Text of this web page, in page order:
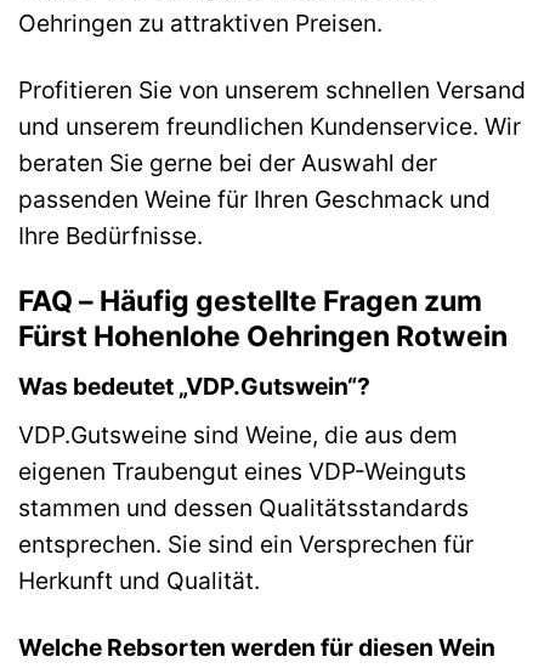
Oehringen zu attraktiven Preisen.
Profitieren Sie von unserem schnellen Versand
und unserem freundlichen Kundenservice. Wir
beraten Sie gerne bei der Auswahl der
passenden Weine für Ihren Geschmack und
Ihre Bedürfnisse.
FAQ – Häufig gestellte Fragen zum
Fürst Hohenlohe Oehringen Rotwein
Was bedeutet „VDP.Gutswein“?
VDP.Gutsweine sind Weine, die aus dem
eigenen Traubengut eines VDP-Weinguts
stammen und dessen Qualitätsstandards
entsprechen. Sie sind ein Versprechen für
Herkunft und Qualität.
Welche Rebsorten werden für diesen Wein